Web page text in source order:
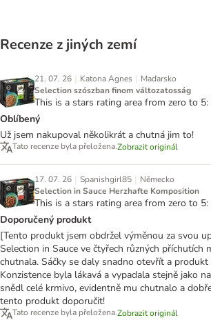
Recenze z jiných zemí
21. 07. 26 | Katona Agnes | Maďarsko
Selection szószban finom változatosság
This is a stars rating area from zero to 5:
Oblíbený
Už jsem nakupoval několikrát a chutná jim to!
Tato recenze byla přeložena.Zobrazit originál
17. 07. 26 | Spanishgirl85 | Německo
Selection in Sauce Herzhafte Komposition
This is a stars rating area from zero to 5:
Doporučený produkt
[Tento produkt jsem obdržel výměnou za svou
Selection in Sauce ve čtyřech různých příchutích
chutnala. Sáčky se daly snadno otevřít a
Konzistence byla lákavá a vypadala stejně jako
snědl celé krmivo, evidentně mu chutnalo a
tento produkt doporučit!
Tato recenze byla přeložena.Zobrazit originál